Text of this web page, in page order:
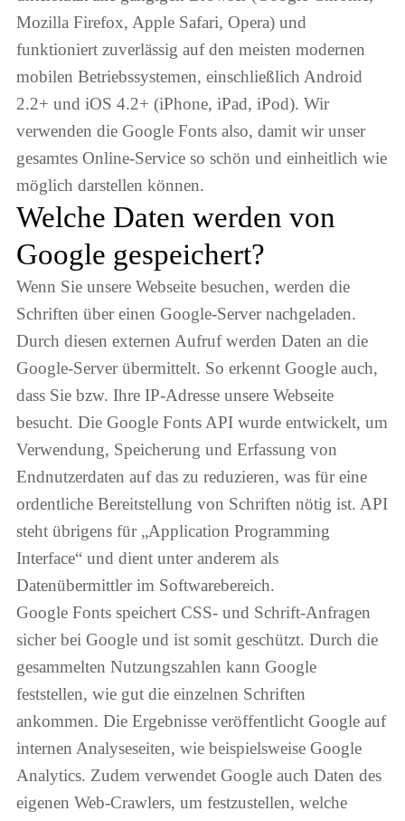
Mozilla Firefox, Apple Safari, Opera) und
funktioniert zuverlässig auf den meisten modernen
mobilen Betriebssystemen, einschließlich Android
2.2+ und iOS 4.2+ (iPhone, iPad, iPod). Wir
verwenden die Google Fonts also, damit wir unser
gesamtes Online-Service so schön und einheitlich wie
möglich darstellen können.
Welche Daten werden von
Google gespeichert?
Wenn Sie unsere Webseite besuchen, werden die
Schriften über einen Google-Server nachgeladen.
Durch diesen externen Aufruf werden Daten an die
Google-Server übermittelt. So erkennt Google auch,
dass Sie bzw. Ihre IP-Adresse unsere Webseite
besucht. Die Google Fonts API wurde entwickelt, um
Verwendung, Speicherung und Erfassung von
Endnutzerdaten auf das zu reduzieren, was für eine
ordentliche Bereitstellung von Schriften nötig ist. API
steht übrigens für „Application Programming
Interface“ und dient unter anderem als
Datenübermittler im Softwarebereich.
Google Fonts speichert CSS- und Schrift-Anfragen
sicher bei Google und ist somit geschützt. Durch die
gesammelten Nutzungszahlen kann Google
feststellen, wie gut die einzelnen Schriften
ankommen. Die Ergebnisse veröffentlicht Google auf
internen Analyseseiten, wie beispielsweise Google
Analytics. Zudem verwendet Google auch Daten des
eigenen Web-Crawlers, um festzustellen, welche